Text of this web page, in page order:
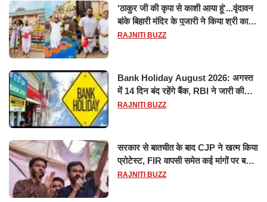
'ठाकुर जी की कृपा से काशी आया हूं'...वृंदावन
बांके बिहारी मंदिर के पुजारी ने किया श्री काशी
विश्वनाथ का जलाभिषेक
RAJNITI BUZZ
Bank Holiday August 2026: अगस्त
में 14 दिन बंद रहेंगे बैंक, RBI ने जारी की
छुट्टियों की लिस्ट​​​​​​​
RAJNITI BUZZ
सरकार से बातचीत के बाद CJP ने खत्म किया
प्रोटेस्ट, FIR वापसी समेत कई मांगों पर बनी
सहमति
RAJNITI BUZZ